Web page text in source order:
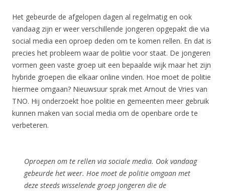
Het gebeurde de afgelopen dagen al regelmatig en ook
vandaag zijn er weer verschillende jongeren opgepakt die via
social media een oproep deden om te komen rellen. En dat is
precies het probleem waar de politie voor staat. De jongeren
vormen geen vaste groep uit een bepaalde wijk maar het zijn
hybride groepen die elkaar online vinden. Hoe moet de politie
hiermee omgaan? Nieuwsuur sprak met Arnout de Vries van
TNO. Hij onderzoekt hoe politie en gemeenten meer gebruik
kunnen maken van social media om de openbare orde te
verbeteren.
Oproepen om te rellen via sociale media. Ook vandaag
gebeurde het weer. Hoe moet de politie omgaan met
deze steeds wisselende groep jongeren die de